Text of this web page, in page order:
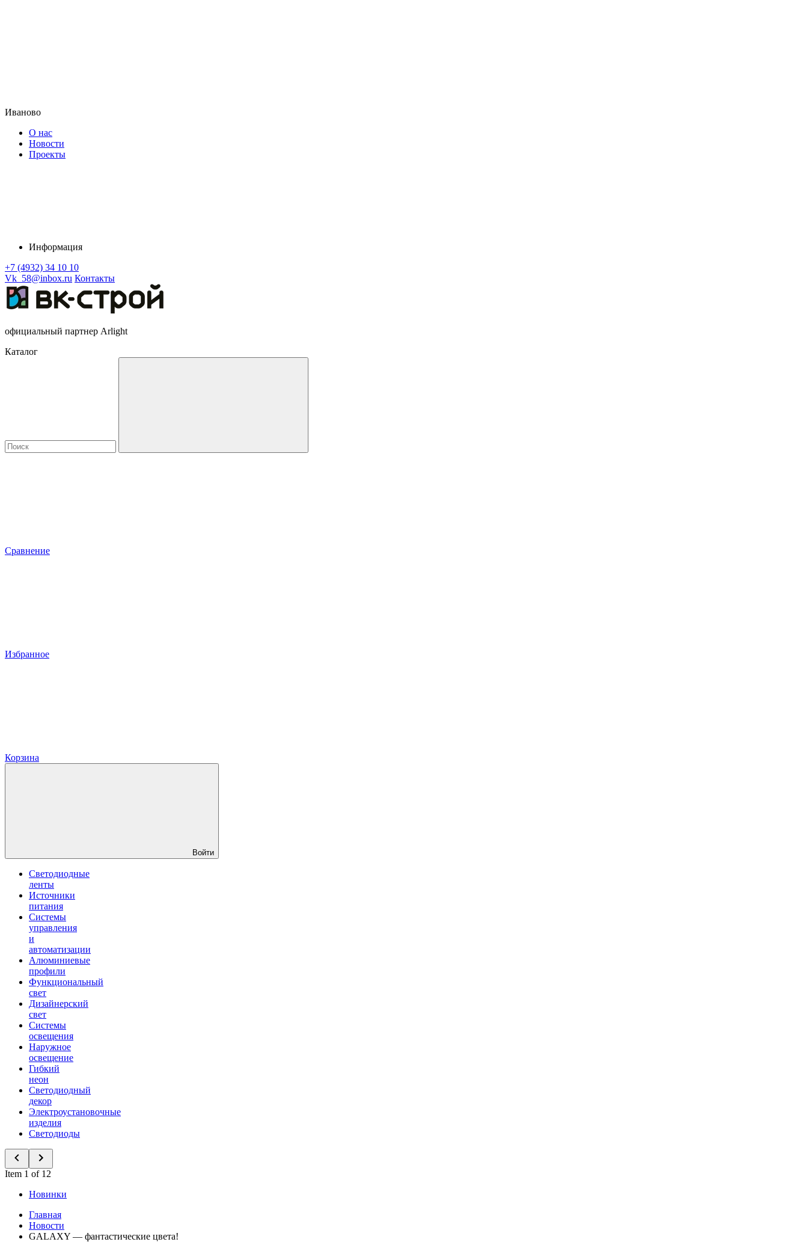
Иваново
О нас
Новости
Проекты
Информация
+7 (4932) 34 10 10
Vk_58@inbox.ru Контакты
официальный партнер Arlight
Каталог
Сравнение
Избранное
Корзина
Войти
Светодиодные
ленты
Источники
питания
Системы
управления
и
автоматизации
Алюминиевые
профили
Функциональный
свет
Дизайнерский
свет
Системы
освещения
Наружное
освещение
Гибкий
неон
Светодиодный
декор
Электроустановочные
изделия
Светодиоды
Item 1 of 12
Новинки
Главная
Новости
GALAXY — фантастические цвета!